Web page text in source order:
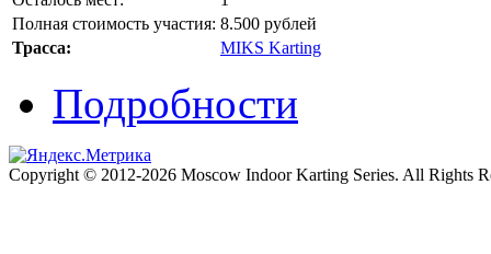
Полная стоимость участия: 8.500 рублей
Трасса:
MIKS Karting
Подробности
Copyright © 2012-2026 Moscow Indoor Karting Series. All Rights